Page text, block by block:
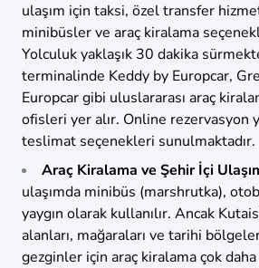
ulaşım için taksi, özel transfer
minibüsler ve araç kiralama
Yolculuk yaklaşık 30 dakika
terminalinde Keddy by Europcar,
Europcar gibi uluslararası araç
ofisleri yer alır. Online rezervasyon
teslimat seçenekleri sunulmaktadır.
Araç Kiralama ve Şehir İçi
ulaşımda minibüs (marshrutka),
yaygın olarak kullanılır. Ancak
alanları, mağaraları ve tarihi
gezginler için araç kiralama çok daha